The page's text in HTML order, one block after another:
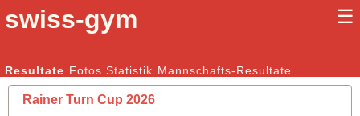
swiss-gym ☰
Kunstturnen Männer | Kunstturnen Frauen
Resultate Fotos Statistik Mannschafts-Resultate
Rainer Turn Cup 2026